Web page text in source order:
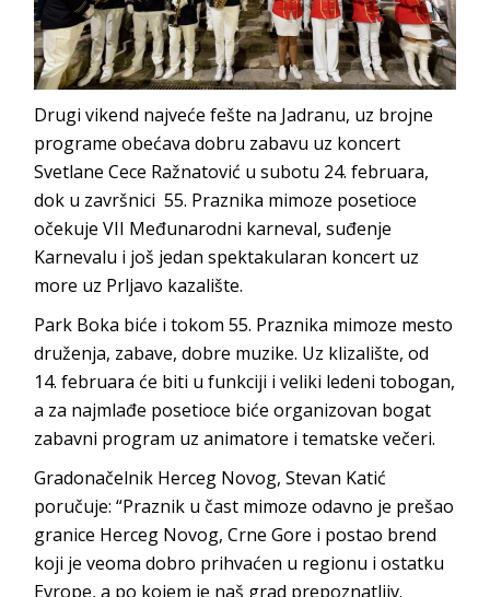
Drugi vikend najveće fešte na Jadranu, uz brojne
programe obećava dobru zabavu uz koncert
Svetlane Cece Ražnatović u subotu 24. februara,
dok u završnici 55. Praznika mimoze posetioce
očekuje VII Međunarodni karneval, suđenje
Karnevalu i još jedan spektakularan koncert uz
more uz Prljavo kazalište.
Park Boka biće i tokom 55. Praznika mimoze mesto
druženja, zabave, dobre muzike. Uz klizalište, od
14. februara će biti u funkciji i veliki ledeni tobogan,
a za najmlađe posetioce biće organizovan bogat
zabavni program uz animatore i tematske večeri.
Gradonačelnik Herceg Novog, Stevan Katić
poručuje: “Praznik u čast mimoze odavno je prešao
granice Herceg Novog, Crne Gore i postao brend
koji je veoma dobro prihvaćen u regionu i ostatku
Evrope, a po kojem je naš grad prepoznatljiv.